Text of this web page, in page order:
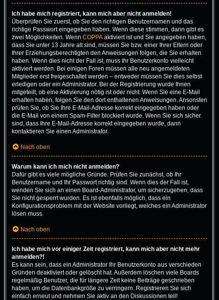
Ich habe mich registriert, kann mich aber nicht anmelden!
Überprüfen Sie zuerst, ob Sie den richtigen Benutzernamen und das
richtige Passwort eingegeben haben. Wenn diese stimmen, dann gibt es
zwei Möglichkeiten. Wenn COPPA aktiviert ist und Sie angegeben haben,
dass Sie unter 13 Jahre alt sind, müssen Sie bzw. einer Ihrer Eltern oder
Ihrer Erziehungsberechtigten den Anweisungen folgen, die Sie erhalten
haben. Wenn dies nicht der Fall ist, muss Ihr Benutzerkonto vielleicht
aktiviert werden. Bei einigen Foren müssen alle neu angemeldeten
Mitglieder erst freigeschaltet werden – entweder müssen Sie dies selbst
erledigen oder ein Administrator. Bei der Registrierung wurde Ihnen
mitgeteilt, ob eine Aktivierung nötig ist oder nicht. Wenn Sie eine E-Mail
erhalten haben, folgen Sie den dort enthaltenen Anweisungen. Ansonsten
prüfen Sie, ob Sie Ihre E-Mail-Adresse korrekt eingegeben haben oder
die E-Mail von einem Spam-Filter blockiert wurde. Wenn Sie sich sicher
sind, dass Ihre E-Mail-Adresse korrekt eingegeben wurde, dann
kontaktieren Sie einen Administrator.
Nach oben
Warum kann ich mich nicht anmelden?
Dafür gibt es viele mögliche Gründe. Prüfen Sie zunächst, ob Ihr
Benutzername und Ihr Passwort richtig sind. Wenn dies der Fall ist,
wenden Sie sich an einen Board-Administrator, um sicherzugehen, dass
Sie nicht gesperrt wurden. Es ist ebenfalls möglich, dass ein
Konfigurationsproblem mit der Website vorliegt, welches ein Administrator
lösen muss.
Nach oben
Ich habe mich vor einiger Zeit registriert, kann mich aber nicht mehr
anmelden?!
Es kann sein, dass ein Administrator Ihr Benutzerkonto aus verschieden
Gründen deaktiviert oder gelöscht hat. Außerdem löschen viele Boards
regelmäßig Benutzer, die für längere Zeit keine Beiträge geschrieben
haben, um die Datenbankgröße zu verringern. Registrieren Sie sich
einfach erneut und nehmen Sie aktiv an den Diskussionen teil!